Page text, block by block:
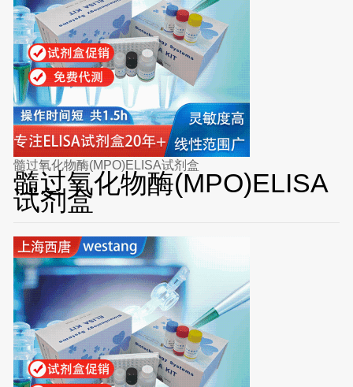
髓过氧化物酶(MPO)ELISA试剂盒
髓过氧化物酶(MPO)ELISA
试剂盒